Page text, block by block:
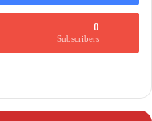
0
Subscribers